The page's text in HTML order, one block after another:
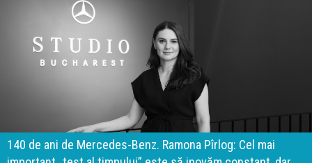
140 de ani de Mercedes-Benz. Ramona Pîrlog: Cel mai